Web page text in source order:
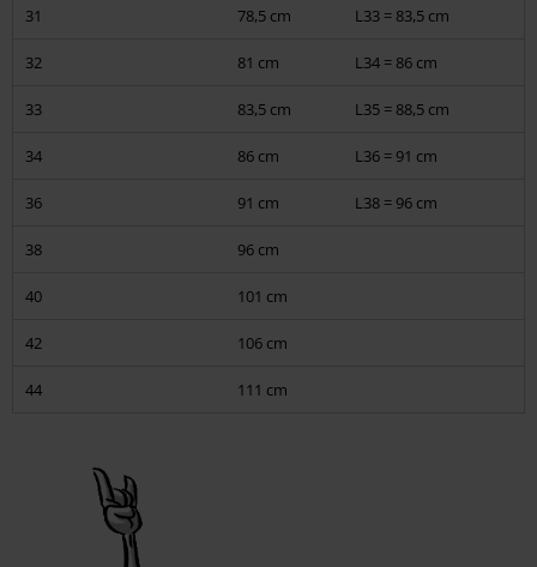
Caps, hoeden
Schoenen, laarzen, sneakers
Jassen, jurken
T-Shirts, topjes, vesten, truien, jassen, longsleeves
Bikini's en ondergoed
Schoenen, laarzen, sneakers Vrouwen
Baby’s en kids
T-Shirts, vesten, truien, jassen, rompertjes
31 78,5 cm L33 = 83,5 cm
32 81 cm L34 = 86 cm
33 83,5 cm L35 = 88,5 cm
34 86 cm L36 = 91 cm
36 91 cm L38 = 96 cm
38 96 cm
40 101 cm
42 106 cm
44 111 cm